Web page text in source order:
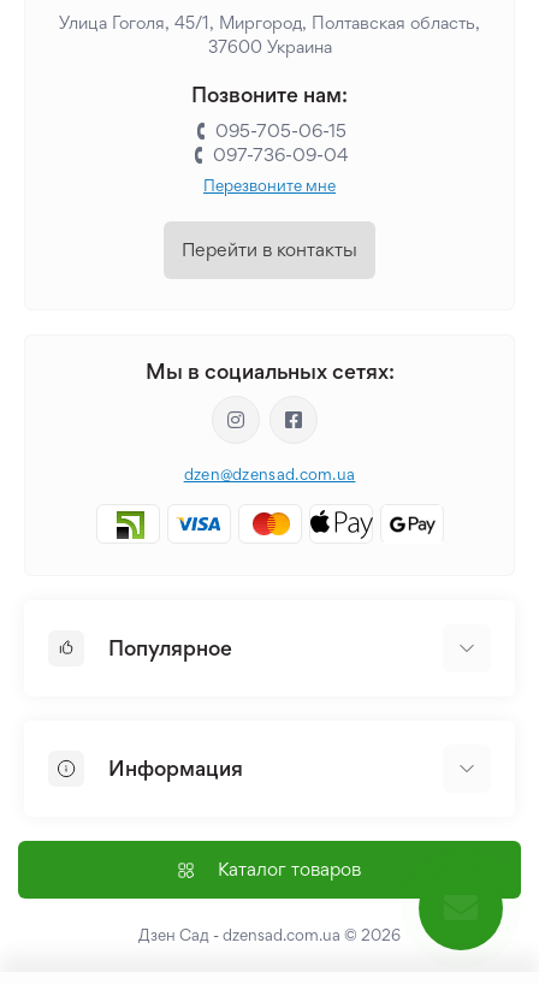
Улица Гоголя, 45/1, Миргород, Полтавская область,
37600 Украина
Позвоните нам:
095-705-06-15
097-736-09-04
Перезвоните мне
Перейти в контакты
Мы в социальных сетях:
dzen@dzensad.com.ua
Популярное
Лилия
Семена
Информация
Доставка и оплата
Контакты
Каталог товаров
Дзен Сад - dzensad.com.ua © 2026